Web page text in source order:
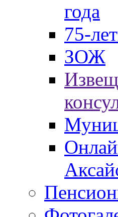
года
75-
ЗОЖ